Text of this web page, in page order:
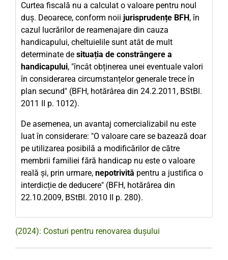
Curtea fiscală nu a calculat o valoare pentru noul
duș. Deoarece, conform noii jurisprudențe BFH, în
cazul lucrărilor de reamenajare din cauza
handicapului, cheltuielile sunt atât de mult
determinate de situația de constrângere a
handicapului, "încât obținerea unei eventuale valori
în considerarea circumstanțelor generale trece în
plan secund" (BFH, hotărârea din 24.2.2011, BStBl.
2011 II p. 1012).
De asemenea, un avantaj comercializabil nu este
luat în considerare: "O valoare care se bazează doar
pe utilizarea posibilă a modificărilor de către
membrii familiei fără handicap nu este o valoare
reală și, prin urmare, nepotrivită pentru a justifica o
interdicție de deducere" (BFH, hotărârea din
22.10.2009, BStBl. 2010 II p. 280).
(2024): Costuri pentru renovarea dușului